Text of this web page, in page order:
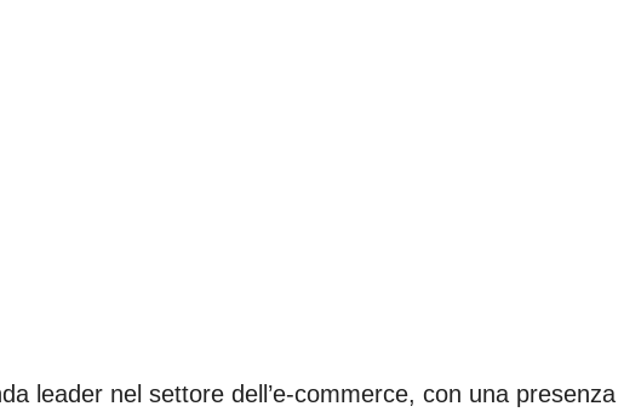
leader nel settore dell’e-commerce, con una presenza